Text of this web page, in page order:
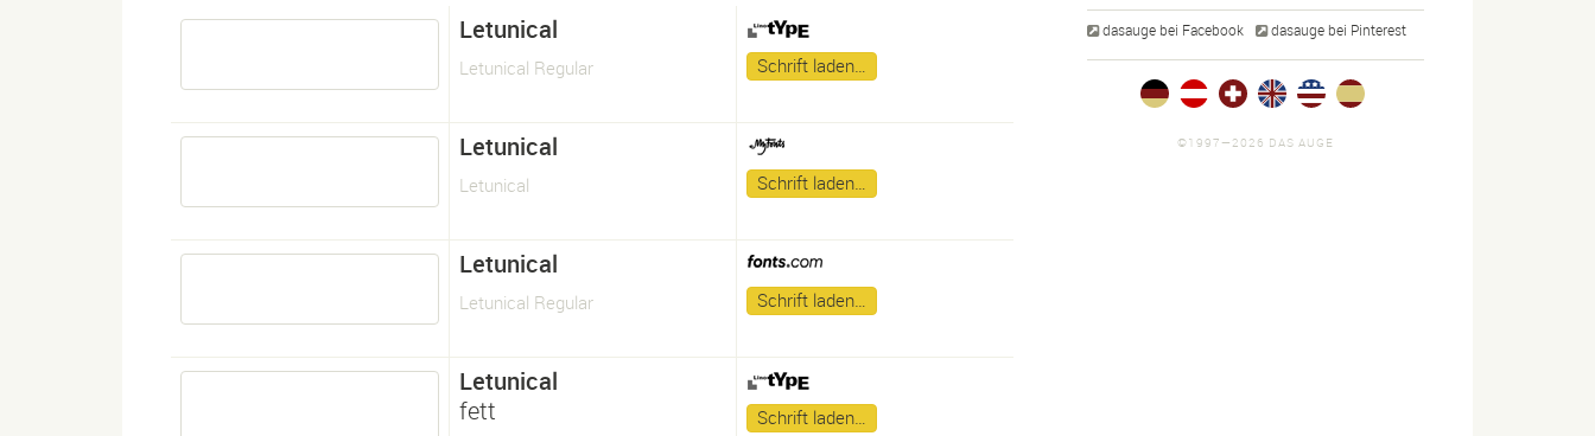
Letunical
Letunical Regular Schrift laden…
Letunical
Letunical Schrift laden…
Letunical
Letunical Regular Schrift laden…
Letunical
fett
Schrift laden…
dasauge bei Facebook dasauge bei Pinterest
©1997—2026 DAS AUGE